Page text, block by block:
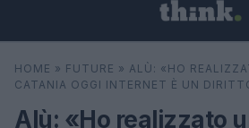
Cerca
HOME » FUTURE » ALÙ: «HO
CATANIA OGGI INTERNET È UN
Alù: «Ho realizzato